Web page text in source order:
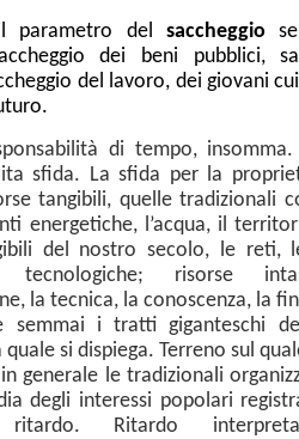
parametro del saccheggio
dei beni pubblici,
del lavoro, dei giovani
di tempo,
sfida. La sfida per la
tangibili, quelle tradizionali
energetiche, l’acqua, il
del nostro secolo, le reti,
risorse
la tecnica, la conoscenza, la
semmai i tratti giganteschi
quale si dispiega. Terreno sul
generale le tradizionali
degli interessi popolari
ritardo. Ritardo